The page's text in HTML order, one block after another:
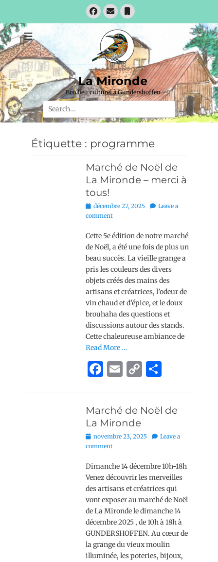
content
Facebook
EmailPhone
La Mironde
Eco lieu culturel à Gundershoffen
Search
for:
Étiquette : programme
Marché de Noël de
La Mironde – merci à
tous!
Posted
on
décembre 27, 2025
Leave a
comment
Cette 5e édition de notre marché
de Noël, a été une fois de plus un
beau succès. La vieille grange a
pris les couleurs des divers
objets créés des mains des
artisans et créatrices, l’odeur de
vin chaud et d’épice, et le doux
brouhaha des questions et
discussions autour des stands.
Cette chaleureuse ambiance de
Read More …
F
e
b
o
o
k
E
l
C
y
Li
k
g
er
Marché de Noël de
La Mironde
Posted
on
novembre 23, 2025
Leave a
comment
Dimanche 14 décembre 10h-18h
Venez découvrir les merveilles
des artisans et créatrices qui
vont exposer au marché de Noël
de La Mironde le dimanche 14
décembre 2025 , de 10h à 18h à
GUNDERSHOFFEN. Au cœur de
la grange du vieux moulin
illuminée, les poteries, bijoux,